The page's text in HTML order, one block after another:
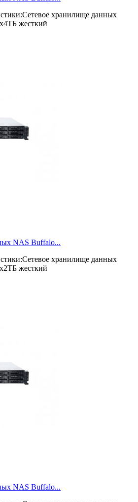
хранилище данных
жесткий
NAS Buffalo...
хранилище данных
жесткий
NAS Buffalo...